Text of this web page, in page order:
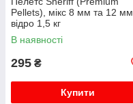
Pellets), мікс 8 мм та 12 мм,
відро 1,5 кг
В наявності
295 ₴
Купити